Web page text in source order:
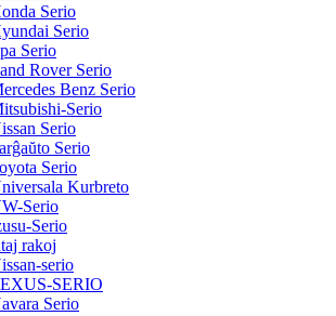
Serio
Serio
Serio
Rover Serio
Benz Serio
Serio
Serio
Serio
Serio
Kurbreto
Serio
Serio
rakoj
serio
SERIO
Serio